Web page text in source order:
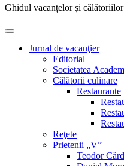
Ghidul vacanțelor și
Jurnal de vacanţier
Editorial
Societatea
Călătorii culinare
Restaurante
Reţete
Prietenii „V”
Teodor